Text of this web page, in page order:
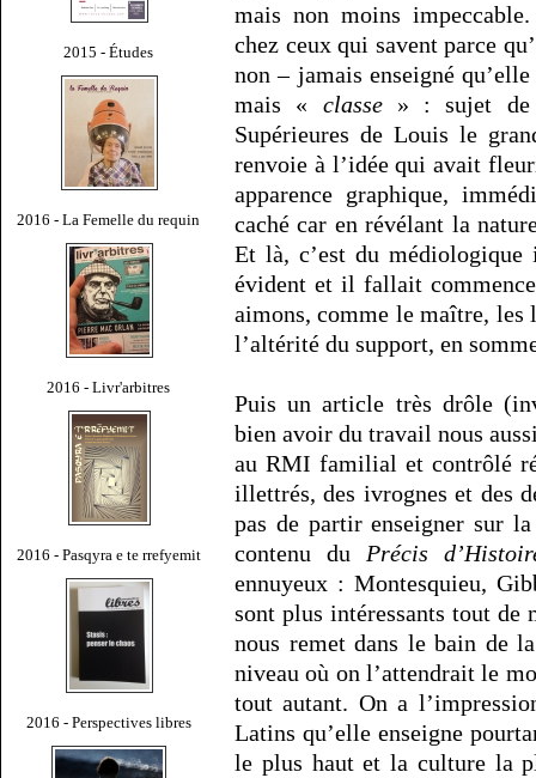
2015 - Études
2016 - La Femelle du requin
2016 - Livr'arbitres
2016 - Pasqyra e te rrefyemit
2016 - Perspectives libres
mais non moins
chez ceux qui savent parce
non – jamais enseigné
mais « classe » : sujet de
Supérieures de Louis le
renvoie à l’idée qui avait
apparence graphique,
caché car en révélant la
Et là, c’est du médiologique
évident et il fallait
aimons, comme le maître,
l’altérité du support, en
Puis un article très drôle
bien avoir du travail nous
au RMI familial et contrôlé
illettrés, des ivrognes et des
pas de partir enseigner sur
contenu du Précis
ennuyeux : Montesquieu,
sont plus intéressants tout
nous remet dans le bain de
niveau où on l’attendrait le
tout autant. On a
Latins qu’elle enseigne
le plus haut et la culture la